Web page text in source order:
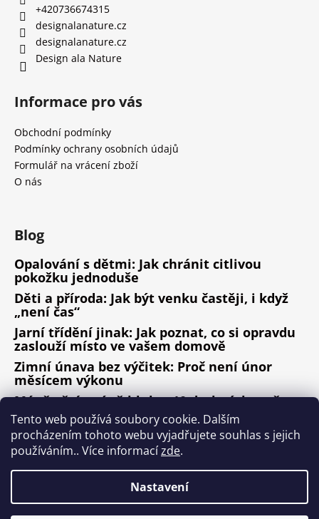
Tento web používá soubory cookie. Dalším
procházením tohoto webu vyjadřujete souhlas s jejich
používáním.. Více informacízde.
Nastavení
+420736674315
designalanature.cz
designalanature.cz
Design ala Nature
Informace pro vás
Obchodní podmínky
Podmínky ochrany osobních údajů
Formulář na vrácení zboží
O nás
Blog
Opalování s dětmi: Jak chránit citlivou
pokožku jednoduše
Děti a příroda: Jak být venku častěji, i když
„není čas“
Jarní třídění jinak: Jak poznat, co si opravdu
zaslouží místo ve vašem domově
Zimní únava bez výčitek: Proč není únor
měsícem výkonu
Méně věcí, méně hluku: 10 drobných změn,
které fungují
ARCHIV